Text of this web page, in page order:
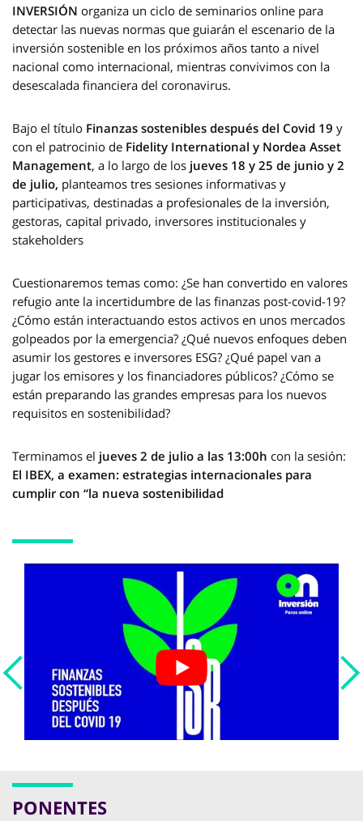
INVERSIÓN organiza un ciclo de seminarios online para
detectar las nuevas normas que guiarán el escenario de la
inversión sostenible en los próximos años tanto a nivel
nacional como internacional, mientras convivimos con la
desescalada financiera del coronavirus.
Bajo el título Finanzas sostenibles después del Covid 19 y
con el patrocinio de Fidelity International y Nordea Asset
Management, a lo largo de los jueves 18 y 25 de junio y 2
de julio, planteamos tres sesiones informativas y
participativas, destinadas a profesionales de la inversión,
gestoras, capital privado, inversores institucionales y
stakeholders
Cuestionaremos temas como: ¿Se han convertido en valores
refugio ante la incertidumbre de las finanzas post-covid-19?
¿Cómo están interactuando estos activos en unos mercados
golpeados por la emergencia? ¿Qué nuevos enfoques deben
asumir los gestores e inversores ESG? ¿Qué papel van a
jugar los emisores y los financiadores públicos? ¿Cómo se
están preparando las grandes empresas para los nuevos
requisitos en sostenibilidad?
Terminamos el jueves 2 de julio a las 13:00h con la sesión:
El IBEX, a examen: estrategias internacionales para
cumplir con “la nueva sostenibilidad
PONENTES